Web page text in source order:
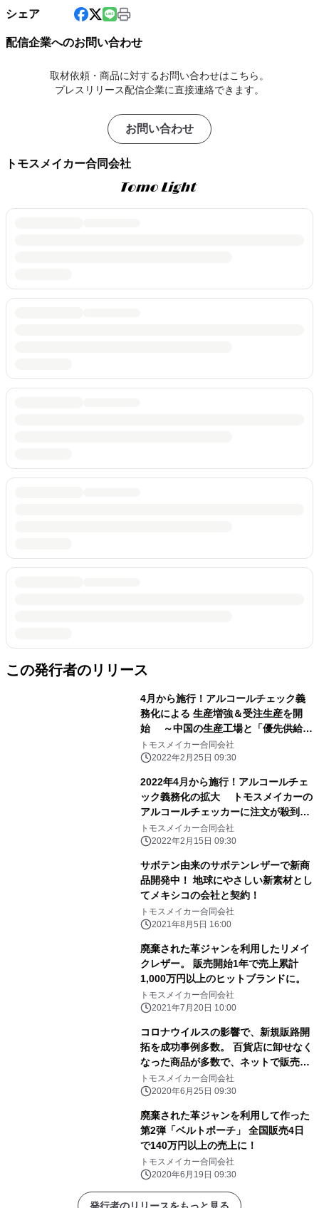
シェア
配信企業へのお問い合わせ
取材依頼・商品に対するお問い合わせはこちら。
プレスリリース配信企業に直接連絡できます。
お問い合わせ
トモスメイカー合同会社
この発行者のリリース
4月から施行！アルコールチェック義
務化による 生産増強＆受注生産を開
始 ～中国の生産工場と「優先供給」
の契約を締結～
トモスメイカー合同会社
2022年2月25日 09:30
2022年4月から施行！アルコールチェ
ック義務化の拡大 トモスメイカーの
アルコールチェッカーに注文が殺到
値上げと在庫薄！早めの対応を
トモスメイカー合同会社
2022年2月15日 09:30
サボテン由来のサボテンレザーで新商
品開発中！ 地球にやさしい新素材とし
てメキシコの会社と契約！
トモスメイカー合同会社
2021年8月5日 16:00
廃棄された革ジャンを利用したリメイ
クレザー。 販売開始1年で売上累計
1,000万円以上のヒットブランドに。
トモスメイカー合同会社
2021年7月20日 10:00
コロナウイルスの影響で、新規販路開
拓を成功事例多数。 百貨店に卸せなく
なった商品が多数で、ネットで販売依
頼が殺到！
トモスメイカー合同会社
2020年6月25日 09:30
廃棄された革ジャンを利用して作った
第2弾「ベルトポーチ」 全国販売4日
で140万円以上の売上に！
トモスメイカー合同会社
2020年6月19日 09:30